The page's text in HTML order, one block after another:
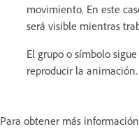
movimiento. En este
será visible mientras
El grupo o símbolo
reproducir la animación.
Para obtener más